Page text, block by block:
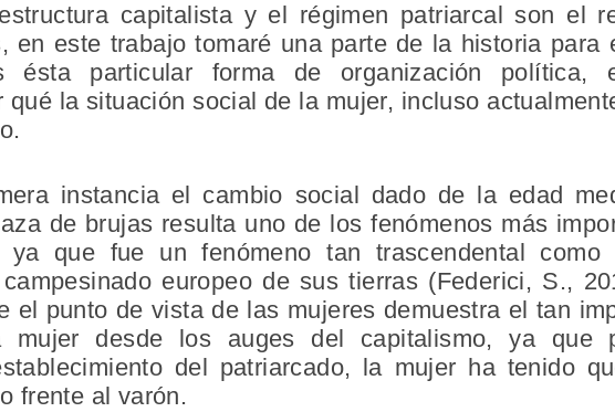
capitalista y el régimen patriarcal son el
en este trabajo tomaré una parte de la historia para
ésta particular forma de organización política,
qué la situación social de la mujer, incluso
instancia el cambio social dado de la edad
de brujas resulta uno de los fenómenos más
ya que fue un fenómeno tan trascendental
europeo de sus tierras (Federici, S.,
el punto de vista de las mujeres demuestra el tan
mujer desde los auges del capitalismo, ya que
del patriarcado, la mujer ha tenido
frente al varón.